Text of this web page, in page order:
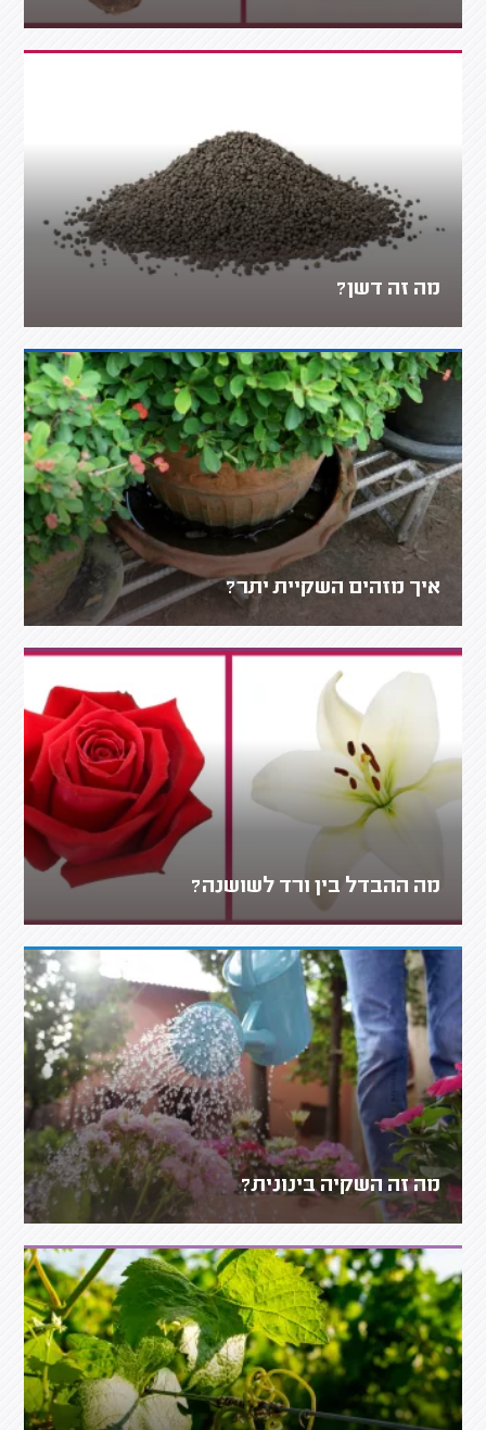
מה זה דשן?
איך מזהים השקיית יתר?
מה ההבדל בין ורד לשושנה?
מה זה השקיה בינונית?